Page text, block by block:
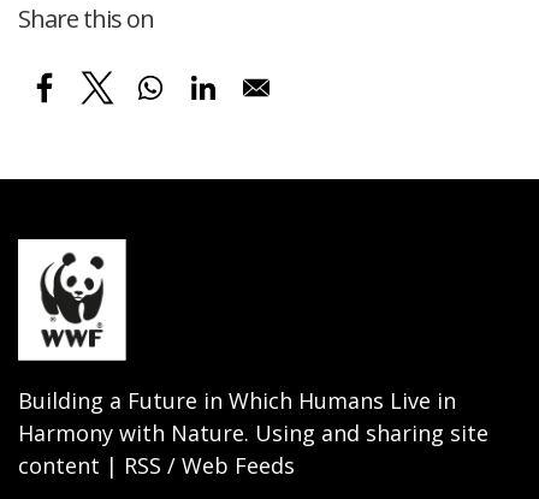
Share this on
Building a Future in Which Humans Live in
Harmony with Nature. Using and sharing site
content | RSS / Web Feeds